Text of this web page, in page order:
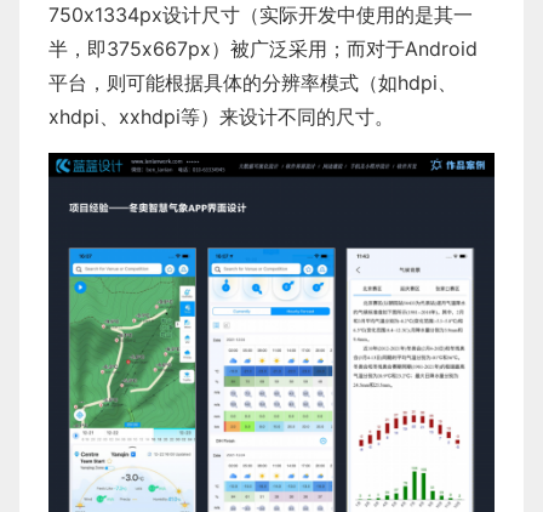
750x1334px设计尺寸（实际开发中使用的是其一
半，即375x667px）被广泛采用；而对于Android
平台，则可能根据具体的分辨率模式（如hdpi、
xhdpi、xxhdpi等）来设计不同的尺寸。